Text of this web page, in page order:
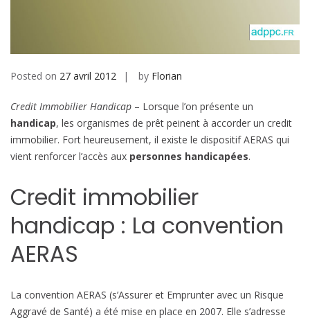
i
l
Posted on 27 avril 2012 by Florian
Credit Immobilier Handicap – Lorsque l’on présente un
handicap, les organismes de prêt peinent à accorder un credit
immobilier. Fort heureusement, il existe le dispositif AERAS qui
vient renforcer l’accès aux personnes handicapées.
Credit immobilier
handicap : La convention
AERAS
La convention AERAS (s’Assurer et Emprunter avec un Risque
Aggravé de Santé) a été mise en place en 2007. Elle s’adresse